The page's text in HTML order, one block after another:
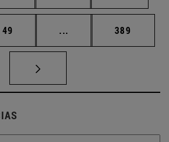
Página
49 ... Páginas intermedias
Página
389